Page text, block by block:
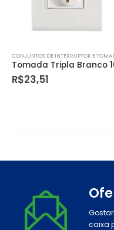
CONJUNTOS DE INTERRUPTOR E
R$23,51
caixa